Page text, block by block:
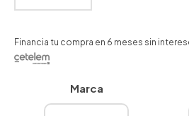
Financia tu compra en 6 meses sin
Marca